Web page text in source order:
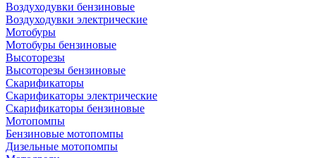
Воздуходувки бензиновые
Воздуходувки электрические
Мотобуры
Мотобуры бензиновые
Высоторезы
Высоторезы бензиновые
Скарификаторы
Скарификаторы электрические
Скарификаторы бензиновые
Мотопомпы
Бензиновые мотопомпы
Дизельные мотопомпы